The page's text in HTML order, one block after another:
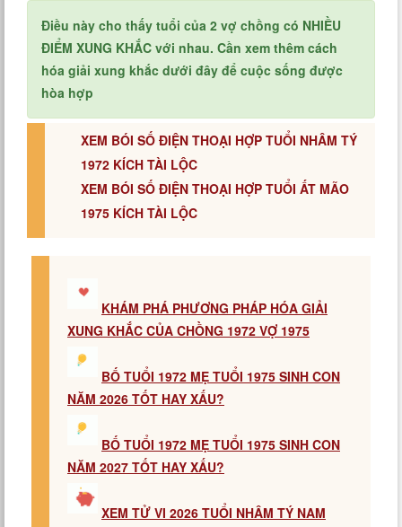
Điều này cho thấy tuổi của 2 vợ chồng có NHIỀU
ĐIỂM XUNG KHẮC với nhau. Cần xem thêm cách
hóa giải xung khắc dưới đây để cuộc sống được
hòa hợp
XEM BÓI SỐ ĐIỆN THOẠI HỢP TUỔI NHÂM TÝ
1972 KÍCH TÀI LỘC
XEM BÓI SỐ ĐIỆN THOẠI HỢP TUỔI ẤT MÃO
1975 KÍCH TÀI LỘC
KHÁM PHÁ PHƯƠNG PHÁP HÓA GIẢI
XUNG KHẮC CỦA CHỒNG 1972 VỢ 1975
BỐ TUỔI 1972 MẸ TUỔI 1975 SINH CON
NĂM 2026 TỐT HAY XẤU?
BỐ TUỔI 1972 MẸ TUỔI 1975 SINH CON
NĂM 2027 TỐT HAY XẤU?
XEM TỬ VI 2026 TUỔI NHÂM TÝ NAM